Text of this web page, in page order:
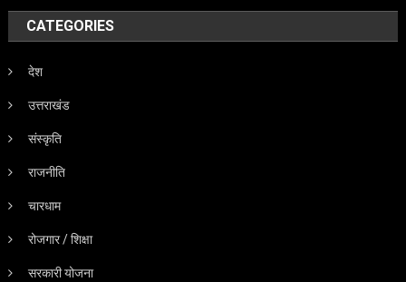
CATEGORIES
देश
उत्तराखंड
संस्कृति
राजनीति
चारधाम
रोजगार / शिक्षा
सरकारी योजना